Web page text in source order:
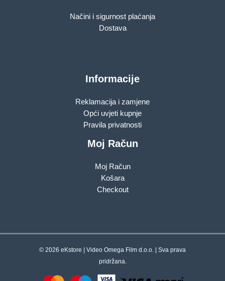
Načini i sigurnost plaćanja
Dostava
Informacije
Reklamacija i zamjene
Opći uvjeti kupnje
Pravila privatnosti
Moj Račun
Moj Račun
Košara
Checkout
© 2026 eKstore | Video Omega Film d.o.o. | Sva prava
pridržana.